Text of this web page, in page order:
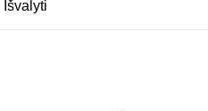
Išvalyti